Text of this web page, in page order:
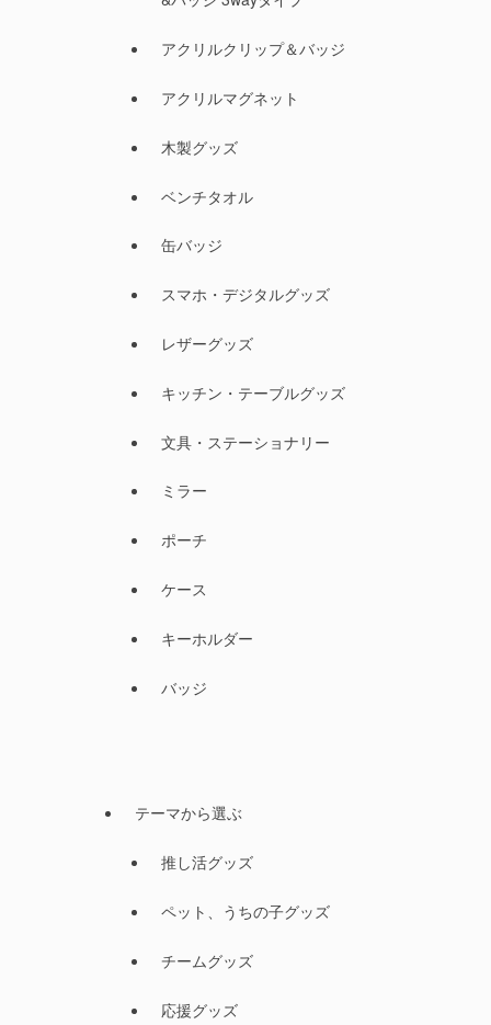
アクリルクリップ＆バッジ
アクリルマグネット
木製グッズ
ベンチタオル
缶バッジ
スマホ・デジタルグッズ
レザーグッズ
キッチン・テーブルグッズ
文具・ステーショナリー
ミラー
ポーチ
ケース
キーホルダー
バッジ
テーマから選ぶ
推し活グッズ
ペット、うちの子グッズ
チームグッズ
応援グッズ